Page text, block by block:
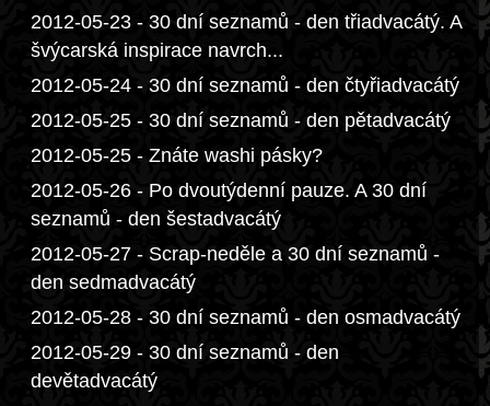
2012-05-23 - 30 dní seznamů - den třiadvacátý. A
švýcarská inspirace navrch...
2012-05-24 - 30 dní seznamů - den čtyřiadvacátý
2012-05-25 - 30 dní seznamů - den pětadvacátý
2012-05-25 - Znáte washi pásky?
2012-05-26 - Po dvoutýdenní pauze. A 30 dní
seznamů - den šestadvacátý
2012-05-27 - Scrap-neděle a 30 dní seznamů -
den sedmadvacátý
2012-05-28 - 30 dní seznamů - den osmadvacátý
2012-05-29 - 30 dní seznamů - den
devětadvacátý